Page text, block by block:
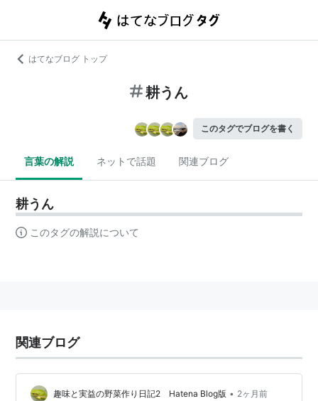
はてなブログ トップ
耕うん
このタグでブログを書く
言葉の解説 ネットで話題 関連ブログ
耕うん
このタグの解説について
関連ブログ
趣味と実益の野菜作り日記2 Hatena Blog版 • 2ヶ月前